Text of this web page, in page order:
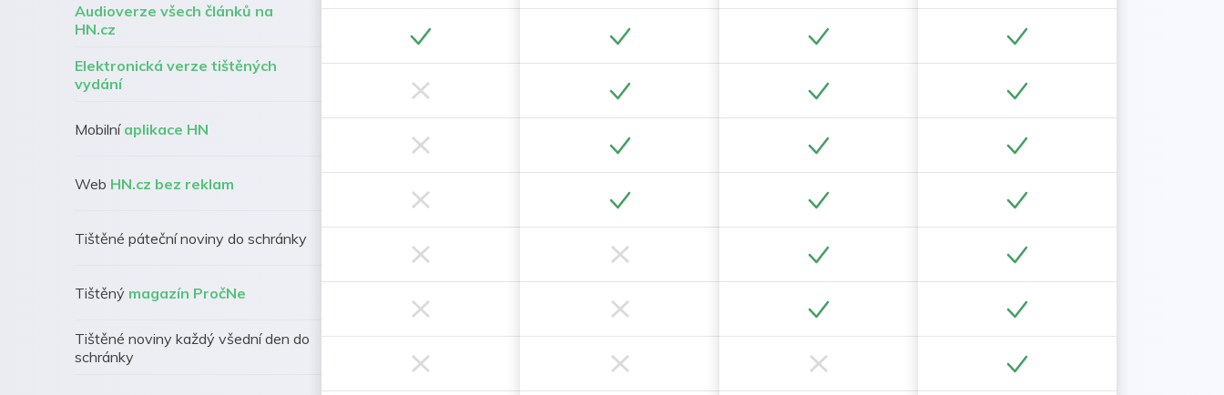
Audioverze všech článků na
HN.cz
Elektronická verze tištěných
vydání
Mobilní aplikace HN
Web HN.cz bez reklam
Tištěné páteční noviny do schránky
Tištěný magazín PročNe
Tištěné noviny každý všední den do
schránky